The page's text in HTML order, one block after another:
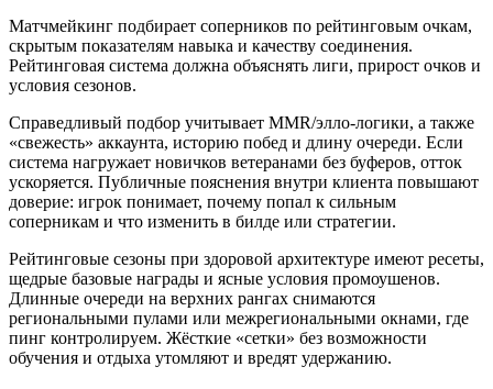
Матчмейкинг подбирает соперников по рейтинговым очкам,
скрытым показателям навыка и качеству соединения.
Рейтинговая система должна объяснять лиги, прирост очков и
условия сезонов.
Справедливый подбор учитывает MMR/элло‑логики, а также
«свежесть» аккаунта, историю побед и длину очереди. Если
система нагружает новичков ветеранами без буферов, отток
ускоряется. Публичные пояснения внутри клиента повышают
доверие: игрок понимает, почему попал к сильным
соперникам и что изменить в билде или стратегии.
Рейтинговые сезоны при здоровой архитектуре имеют ресеты,
щедрые базовые награды и ясные условия промоушенов.
Длинные очереди на верхних рангах снимаются
региональными пулами или межрегиональными окнами, где
пинг контролируем. Жёсткие «сетки» без возможности
обучения и отдыха утомляют и вредят удержанию.